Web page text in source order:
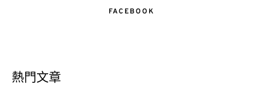
FACEBOOK
熱門文章